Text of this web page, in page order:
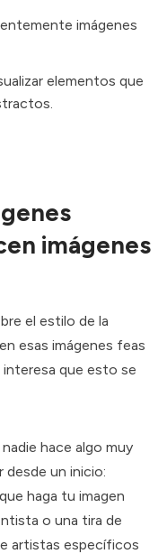
imágenes
elementos que
imágenes
el estilo de la
esas imágenes feas
interesa que esto se
hace algo muy
desde un inicio:
haga tu imagen
o una tira de
artistas específicos